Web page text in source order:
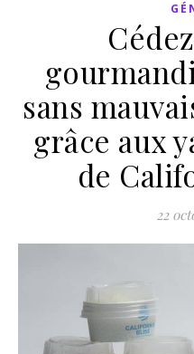
sans
grâce aux
de
22